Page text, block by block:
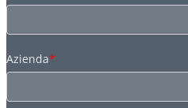
Azienda*